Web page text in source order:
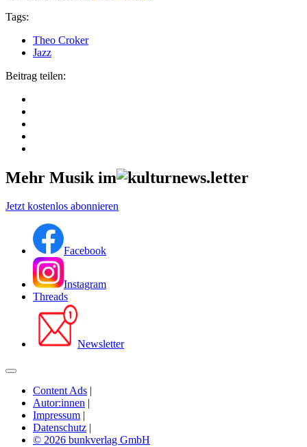
Tags:
Theo Croker
Jazz
Beitrag teilen:
Mehr Musik im
Jetzt kostenlos abonnieren
Facebook
Instagram
Threads
Newsletter
Content Ads |
Autor:innen |
Impressum |
Datenschutz |
© 2026 bunkverlag GmbH